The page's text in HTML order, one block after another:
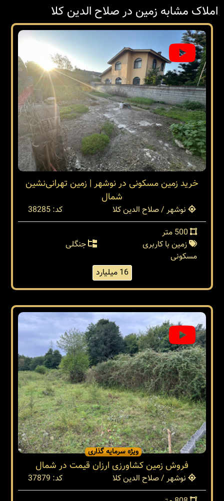
املاک مشابه زمین در صلاح الدین کلا
خرید زمین مسکونی در نوشهر | زمین تهرانی‌نشین
شمال
نوشهر / صلاح الدین کلا
کد: 38285
زمین با کاربری
مسکونی
جنگلی
16 میلیارد
ویژه سرمایه گذاری
فروش زمین کشاورزی ارزان قیمت در شمال
نوشهر / صلاح الدین کلا
کد: 37879